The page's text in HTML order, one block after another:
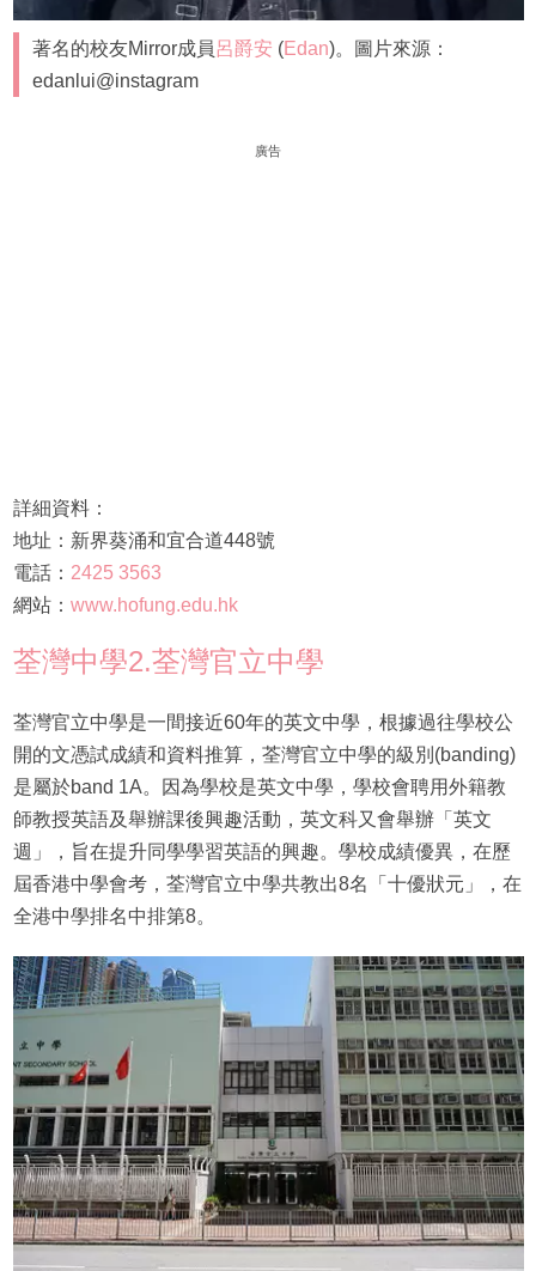
著名的校友Mirror成員呂爵安 (Edan)。圖片來源：
edanlui@instagram
廣告
詳細資料：
地址：新界葵涌和宜合道448號
電話： 2425 3563
網站： www.hofung.edu.hk
荃灣中學2.荃灣官立中學
荃灣官立中學是一間接近60年的英文中學，根據過往學校公
開的文憑試成績和資料推算，荃灣官立中學的級別(banding)
是屬於band 1A。因為學校是英文中學，學校會聘用外籍教
師教授英語及舉辦課後興趣活動，英文科又會舉辦「英文
週」，旨在提升同學學習英語的興趣。學校成績優異，在歷
屆香港中學會考，荃灣官立中學共教出8名「十優狀元」，在
全港中學排名中排第8。